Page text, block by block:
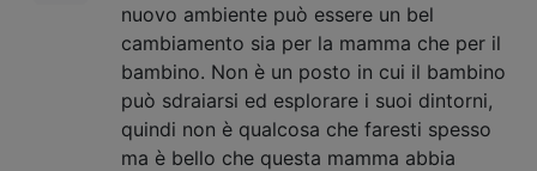
nuovo ambiente può essere un bel
cambiamento sia per la mamma che per il
bambino. Non è un posto in cui il bambino
può sdraiarsi ed esplorare i suoi dintorni,
quindi non è qualcosa che faresti spesso
ma è bello che questa mamma abbia